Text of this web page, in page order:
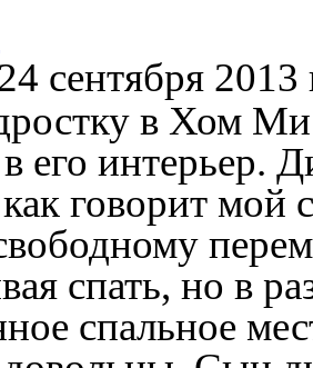
сентября 2013
в Хом
его интерьер.
говорит мой
спать, но в
спальное